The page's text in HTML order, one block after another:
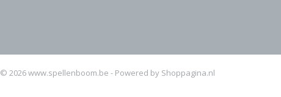
© 2026 www.spellenboom.be - Powered by Shoppagina.nl